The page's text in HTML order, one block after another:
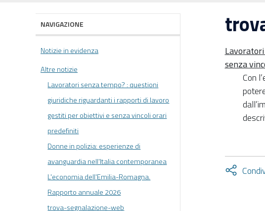
senza
Con
Attiva
NAVIGAZIONE
Notizie in evidenza
Altre notizie
Lavoratori senza tempo? : questioni
giuridiche riguardanti i rapporti di lavoro
gestiti per obiettivi e senza vincoli orari
predefiniti
Donne in polizia: esperienze di
avanguardia nell'Italia contemporanea
L'economia dell'Emilia-Romagna.
Rapporto annuale 2026
trova-segnalazione-web